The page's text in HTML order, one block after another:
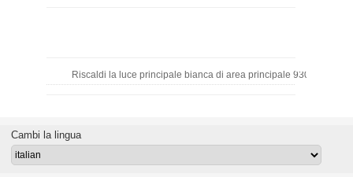
Riscaldi la luce principale bianca di area principale 9300lm
6000K impermeabilizzano le iluminazioni pubbliche
Cambi la lingua